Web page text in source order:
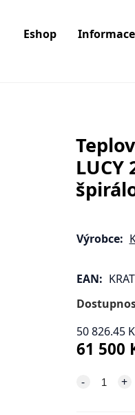
Eshop Informace
LUCY
Výrobce:
EAN:
50 826.45
61 500